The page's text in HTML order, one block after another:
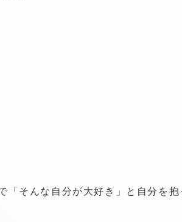
「そんな自分が大好き」と自分を